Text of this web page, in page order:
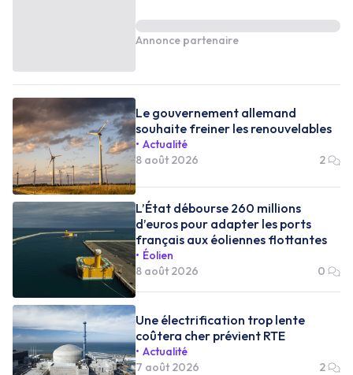
Annonce partenaire
Le gouvernement allemand
souhaite freiner les renouvelables
Actualité
8 août 2026
2
L’État débourse 260 millions
d’euros pour adapter les ports
français aux éoliennes flottantes
Éolien
8 août 2026
0
Une électrification trop lente
coûtera cher prévient RTE
Actualité
7 août 2026
2